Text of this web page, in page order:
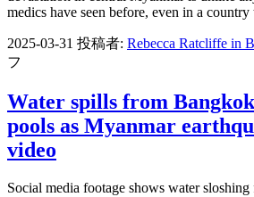
medics have seen before, even in a
2025-03-31 投稿者: Rebecca Ratcliffe in
フ
Water spills from
pools as Myanmar
video
Social media footage shows water